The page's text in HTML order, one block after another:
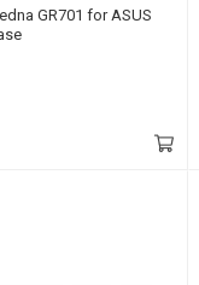
GR701 for ASUS